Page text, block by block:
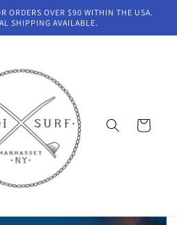
ORDERS OVER $90 WITHIN THE USA.
SHIPPING AVAILABLE.
Warenkorb